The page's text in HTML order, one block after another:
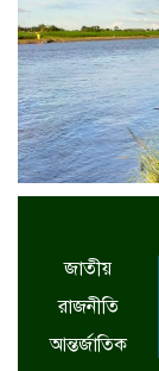
জাতীয়
রাজনীতি
আন্তর্জাতিক